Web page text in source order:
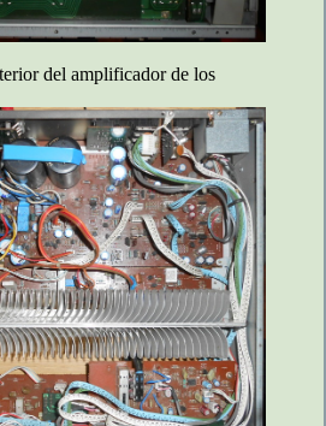
del amplificador de los